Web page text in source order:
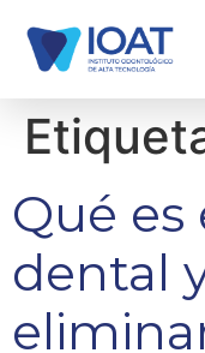
Qué es
dental